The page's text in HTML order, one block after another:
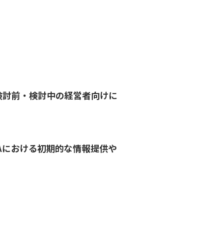
前・検討中の経営者向けに
おける初期的な情報提供や